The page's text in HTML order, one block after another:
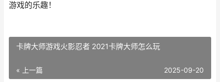
游戏的乐趣！
卡牌大师游戏火影忍者 2021卡牌大师怎么玩
« 上一篇 2025-09-20